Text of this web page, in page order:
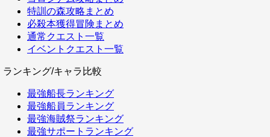
特訓の森攻略まとめ
必殺本獲得冒険まとめ
通常クエスト一覧
イベントクエスト一覧
ランキング/キャラ比較
最強船長ランキング
最強船員ランキング
最強海賊祭ランキング
最強サポートランキング